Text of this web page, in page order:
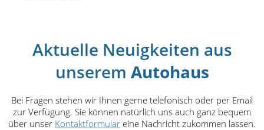
Aktuelle Neuigkeiten aus
unserem Autohaus
Bei Fragen stehen wir Ihnen gerne telefonisch oder per Email
zur Verfügung. Sie können natürlich uns auch ganz bequem
über unser Kontaktformular eine Nachricht zukommen lassen.